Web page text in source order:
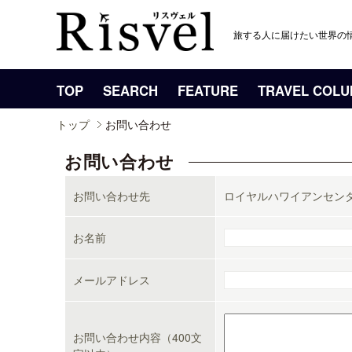
旅する人に届けたい世界の
TOP SEARCH FEATURE TRAVEL
トップ お問い合わせ
お問い合わせ
お問い合わせ先 ロイヤルハワイアンセン
お名前
メールアドレス
お問い合わせ内容（400文